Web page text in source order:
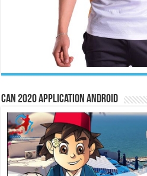
CAN 2020 Application Android